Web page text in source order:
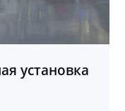
установка